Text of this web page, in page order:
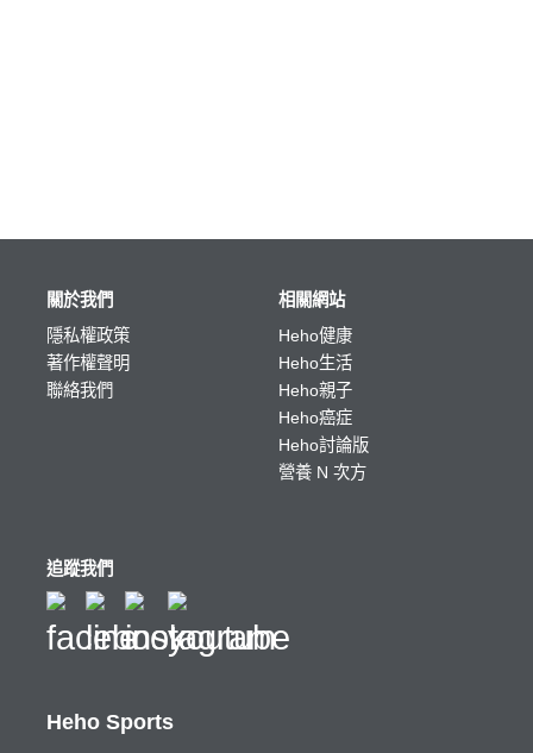
Heho Sports
關於我們
隱私權政策
著作權聲明
聯絡我們
相關網站
Heho健康
Heho生活
Heho親子
Heho癌症
Heho討論版
營養 N 次方
追蹤我們